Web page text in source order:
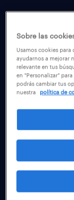
cada
- Desarrollar
Sobre las
Usamos cookies
ayudarnos a mejorar
relevante en tus
en "Personalizar"
podrás cambiar tus
nuestra
política de